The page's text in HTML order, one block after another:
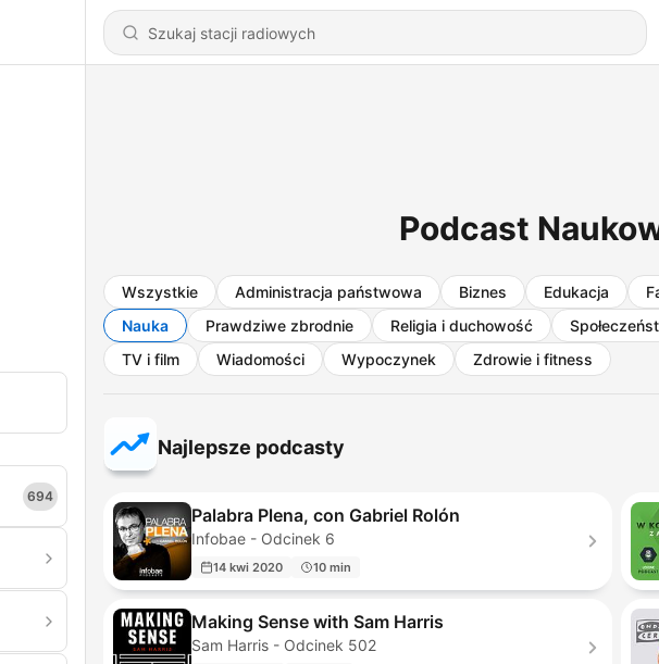
694
Podcast
Wszystkie Administracja państwowa Biznes Edukacja
Nauka
Prawdziwe zbrodnie Religia i duchowość
TV i film
Wiadomości Wypoczynek Zdrowie i fitness
Najlepsze podcasty
Palabra Plena, con Gabriel Rolón
Infobae - Odcinek 6
14 kwi 2020 10 min
Making Sense with Sam Harris
Sam Harris - Odcinek 502